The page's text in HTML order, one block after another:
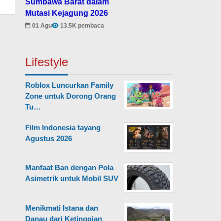
Mutasi Kejagung 2026
01 Agu 13.5K pembaca
Lifestyle
Roblox Luncurkan Family
Zone untuk Dorong Orang
Tu…
Film Indonesia tayang
Agustus 2026
Manfaat Ban dengan Pola
Asimetrik untuk Mobil SUV
Menikmati Istana dan
Danau dari Ketinggian